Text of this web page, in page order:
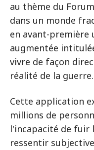
au thème du
dans un monde
en avant-première
augmentée
vivre de façon
réalité de la guerre.
Cette application
millions de
l'incapacité de fuir
ressentir